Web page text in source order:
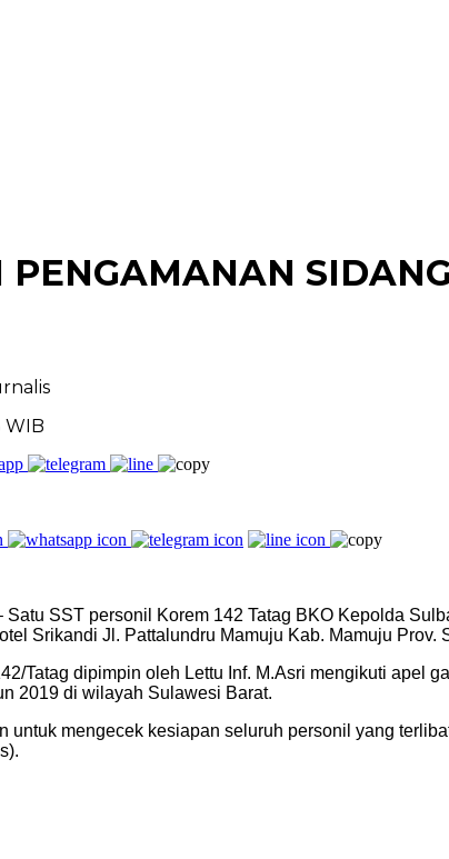
PENGAMANAN
WIB
Satu SST personil Korem 142 Tatag BKO Kepolda
Srikandi Jl. Pattalundru Mamuju Kab. Mamuju Prov.
Tatag dipimpin oleh Lettu Inf. M.Asri mengikuti apel
2019 di wilayah Sulawesi Barat.
untuk mengecek kesiapan seluruh personil yang